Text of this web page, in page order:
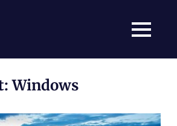
MENÜ
Windows